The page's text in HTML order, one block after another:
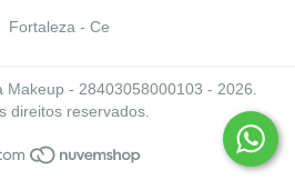
Fortaleza - Ce
Makeup - 28403058000103 - 2026.
direitos reservados.